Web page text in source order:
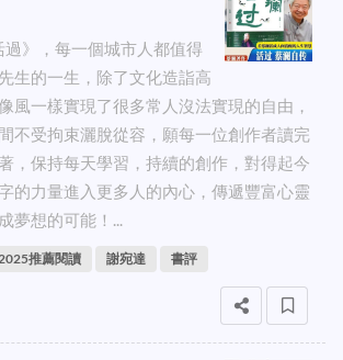
過》，每一個城市人都值得
生的一生，除了文化造詣高
風一樣實現了很多常人沒法實現的自由，
不受拘束灑脫從容，願每一位創作者讀完
，保持每天學習，持續的創作，對得起今
的力量進入更多人的內心，傳遞豐富心靈
夢想的可能！...
2025推薦閱讀 謝宛達 書評